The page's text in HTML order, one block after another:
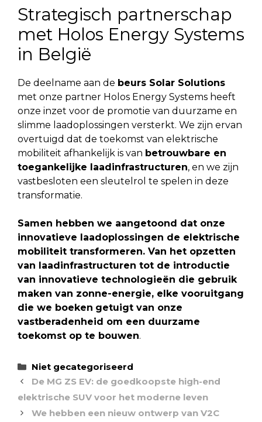
Strategisch partnerschap
met Holos Energy Systems
in België
De deelname aan de beurs Solar Solutions
met onze partner Holos Energy Systems heeft
onze inzet voor de promotie van duurzame en
slimme laadoplossingen versterkt. We zijn ervan
overtuigd dat de toekomst van elektrische
mobiliteit afhankelijk is van betrouwbare en
toegankelijke laadinfrastructuren, en we zijn
vastbesloten een sleutelrol te spelen in deze
transformatie.
Samen hebben we aangetoond dat onze
innovatieve laadoplossingen de elektrische
mobiliteit transformeren. Van het opzetten
van laadinfrastructuren tot de introductie
van innovatieve technologieën die gebruik
maken van zonne-energie, elke vooruitgang
die we boeken getuigt van onze
vastberadenheid om een duurzame
toekomst op te bouwen.
Categorieën
Niet gecategoriseerd
De MG ZS EV: de goedkoopste high-end
elektrische SUV voor het moderne leven
We hebben een nieuw ontwerp van V2C